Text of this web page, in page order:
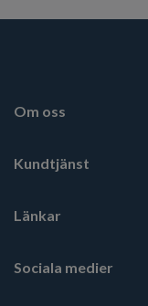
Om oss
Kundtjänst
Länkar
Sociala medier